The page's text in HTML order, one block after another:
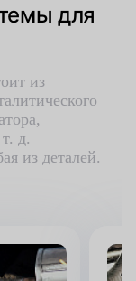
для
из
д.
из деталей.